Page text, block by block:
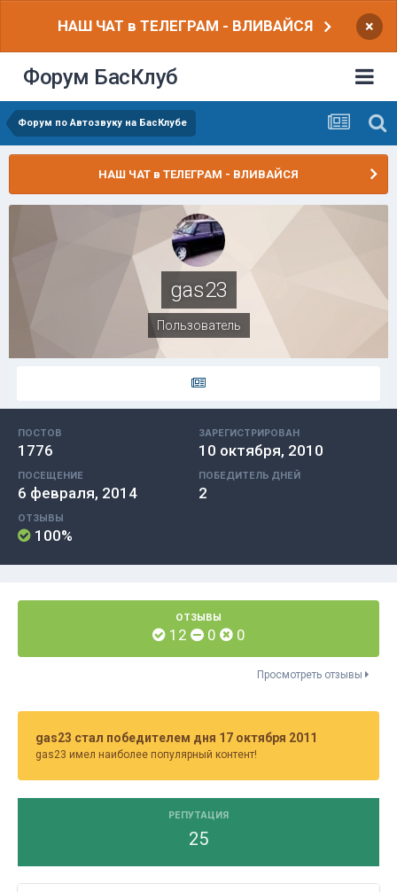
НАШ ЧАТ в ТЕЛЕГРАМ - ВЛИВАЙСЯ ×
Форум БасКлуб
Форум по Автозвуку на БасКлубе
НАШ ЧАТ в ТЕЛЕГРАМ - ВЛИВАЙСЯ
gas23
Пользователь
ПОСТОВ
1776
ЗАРЕГИСТРИРОВАН
10 октября, 2010
ПОСЕЩЕНИЕ
6 февраля, 2014
ПОБЕДИТЕЛЬ ДНЕЙ
2
ОТЗЫВЫ
100%
ОТЗЫВЫ
12 0 0
Просмотреть отзывы
gas23 стал победителем дня 17 октября 2011
gas23 имел наиболее популярный контент!
РЕПУТАЦИЯ
25